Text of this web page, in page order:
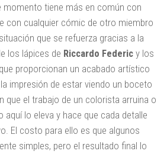
momento tiene más en común con
con cualquier cómic de otro miembro
que se refuerza gracias a la
los lápices de Riccardo Federic y los
que proporcionan un acabado artístico
impresión de estar viendo un boceto
que el trabajo de un colorista arruina o
aquí lo eleva y hace que cada detalle
El costo para ello es que algunos
simples, pero el resultado final lo